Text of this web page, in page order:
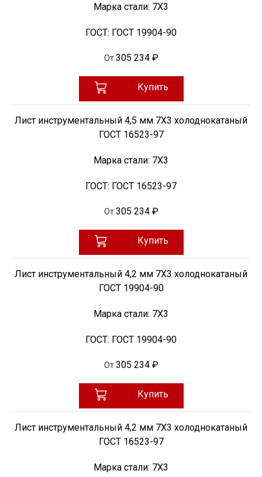
Марка стали: 7Х3
ГОСТ: ГОСТ 19904-90
От 305 234 ₽
Купить
Лист инструментальный 4,5 мм 7Х3 холоднокатаный
ГОСТ 16523-97
Марка стали: 7Х3
ГОСТ: ГОСТ 16523-97
От 305 234 ₽
Купить
Лист инструментальный 4,2 мм 7Х3 холоднокатаный
ГОСТ 19904-90
Марка стали: 7Х3
ГОСТ: ГОСТ 19904-90
От 305 234 ₽
Купить
Лист инструментальный 4,2 мм 7Х3 холоднокатаный
ГОСТ 16523-97
Марка стали: 7Х3